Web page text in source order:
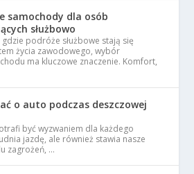
samochody dla osób
służbowo
podróże służbowe stają się
życia zawodowego, wybór
ma kluczowe znaczenie. Komfort,
o auto podczas deszczowej
być wyzwaniem dla każdego
jazdę, ale również stawia nasze
zagrożeń, …